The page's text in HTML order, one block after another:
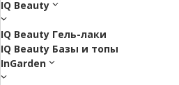
IQ Beauty
IQ Beauty Гель-лаки
IQ Beauty Базы и топы
InGarden